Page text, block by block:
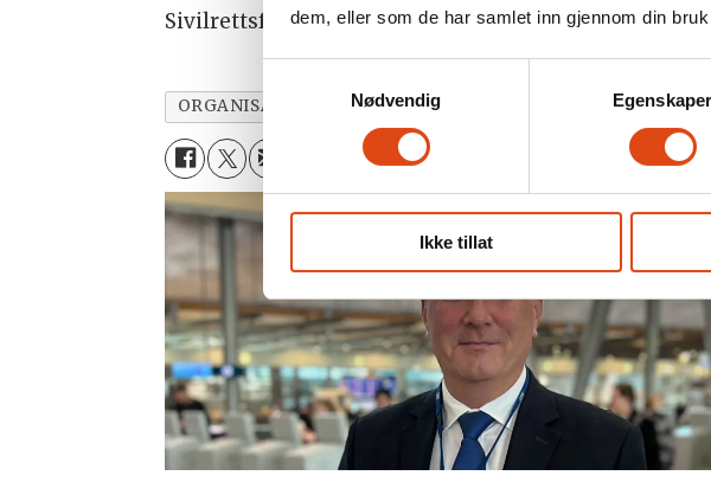
dem, eller som de har samlet inn gjennom din
Nødvendig
Egenskaper
Ikke tillat
Sivilrettsforvaltningen på Hamar skal stå for driften,
ORGANISASJON NYHETER